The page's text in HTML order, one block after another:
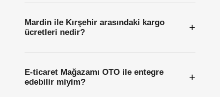
Mardin ile Kırşehir arasındaki kargo
ücretleri nedir?
+
E-ticaret Mağazamı OTO ile entegre
edebilir miyim?
+